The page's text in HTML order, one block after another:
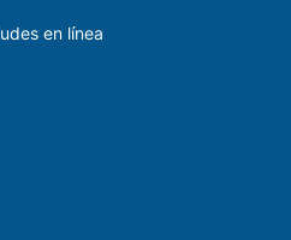
en línea